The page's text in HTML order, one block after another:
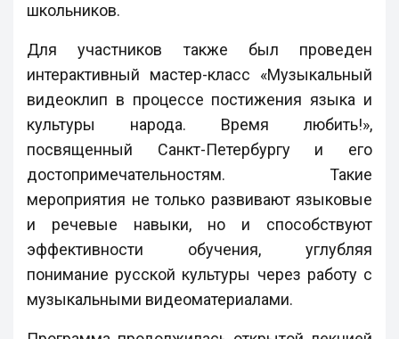
школьников.
Для участников также был проведен
интерактивный мастер-класс «Музыкальный
видеоклип в процессе постижения языка и
культуры народа. Время любить!»,
посвященный Санкт-Петербургу и его
достопримечательностям. Такие
мероприятия не только развивают языковые
и речевые навыки, но и способствуют
эффективности обучения, углубляя
понимание русской культуры через работу с
музыкальными видеоматериалами.